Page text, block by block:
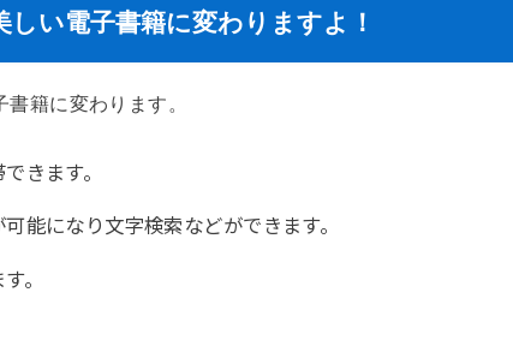
い電子書籍に変わりますよ！
籍に変わります。
きます。
能になり文字検索などができます。
。